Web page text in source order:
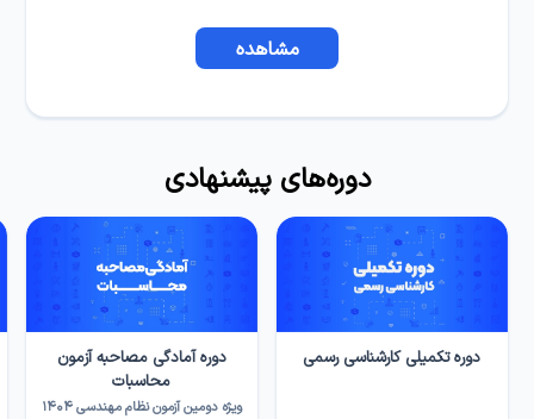
مشاهده
دوره‌های پیشنهادی
دوره تکمیلی کارشناسی رسمی
دوره آمادگی مصاحبه آزمون
محاسبات
ویژه دومین آزمون نظام مهندسی ۱۴۰۴